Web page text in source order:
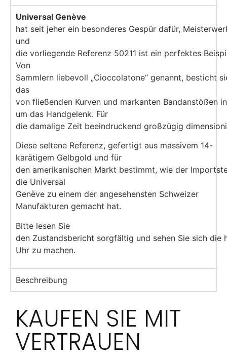
Universal Genève
hat seit jeher ein besonderes Gespür dafür,
und
die vorliegende Referenz 50211 ist ein perfektes
Von
Sammlern liebevoll „Cioccolatone“ genannt, besticht
das
von fließenden Kurven und markanten Bandanstößen
um das Handgelenk. Für
die damalige Zeit beeindruckend großzügig
Diese seltene Referenz, gefertigt aus massivem 14-
karätigem Gelbgold und für
den amerikanischen Markt bestimmt, wie der
die Universal
Genève zu einem der angesehensten Schweizer
Manufakturen gemacht hat.
Bitte lesen Sie
den Zustandsbericht sorgfältig und sehen Sie sich
Uhr zu machen.
Beschreibung
KAUFEN SIE MIT
VERTRAUEN